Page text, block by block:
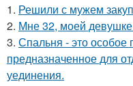
1. Решили с мужем
2. Мне 32, моей
3. Спальня - это особое
предназначенное для
уединения.